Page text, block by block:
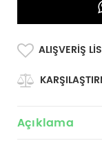
ALIŞVERIŞ
Açıklama